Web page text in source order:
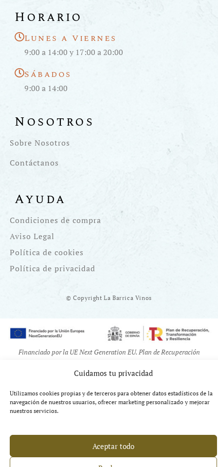
Cuidamos tu privacidad
Utilizamos cookies propias y de terceros para obtener datos estadísticos de la
navegación de nuestros usuarios, ofrecer marketing personalizado y mejorar
nuestros servicios.
Aceptar todo
Horario
Lunes a Viernes
9:00 a 14:00 y 17:00 a 20:00
Sábados
9:00 a 14:00
Nosotros
Sobre Nosotros
Contáctanos
Ayuda
Condiciones de compra
Aviso Legal
Política de cookies
Política de privacidad
© Copyright La Barrica Vinos
Financiado por la UE Next Generation EU. Plan de Recuperación